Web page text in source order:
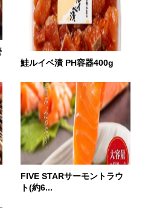
鮭ルイベ漬 PH容器400g
FIVE STARサーモントラウ
ト(約6...